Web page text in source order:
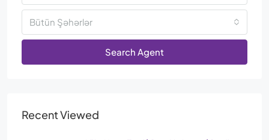
Bütün Şəhərlər
Search Agent
Recent Viewed